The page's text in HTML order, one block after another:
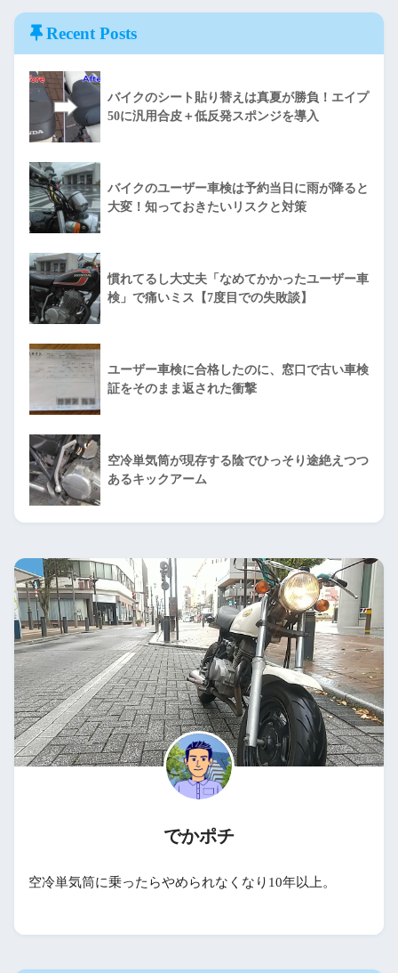
Recent Posts
バイクのシート貼り替えは真夏が勝負！エイプ
50に汎用合皮＋低反発スポンジを導入
バイクのユーザー車検は予約当日に雨が降ると
大変！知っておきたいリスクと対策
慣れてるし大丈夫「なめてかかったユーザー車
検」で痛いミス【7度目での失敗談】
ユーザー車検に合格したのに、窓口で古い車検
証をそのまま返された衝撃
空冷単気筒が現存する陰でひっそり途絶えつつ
あるキックアーム
でかポチ
空冷単気筒に乗ったらやめられなくなり10年以上。